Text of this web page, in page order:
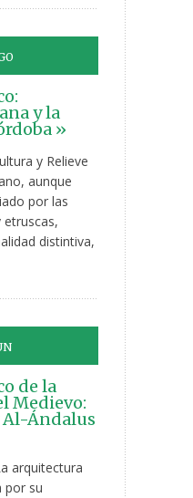
y la
»
y Relieve
aunque
por las
etruscas,
distintiva,
de la
Medievo:
Al-Ándalus
arquitectura
por su